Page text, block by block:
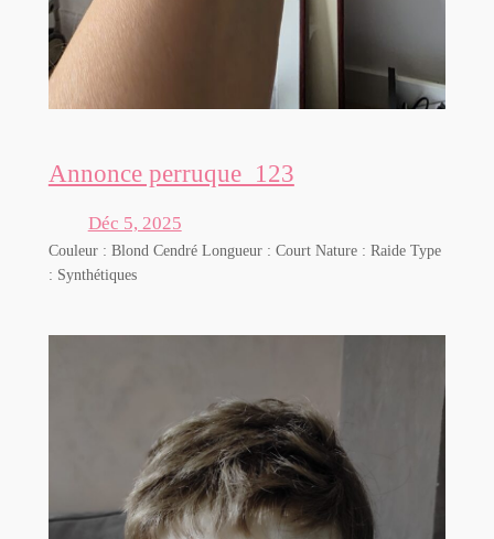
Annonce perruque_123
Déc 5, 2025
Couleur : Blond Cendré Longueur : Court Nature : Raide Type
: Synthétiques